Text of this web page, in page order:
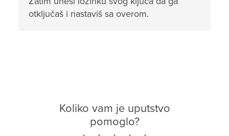
otključaš i nastaviš sa overom.
Koliko vam je uputstvo
pomoglo?